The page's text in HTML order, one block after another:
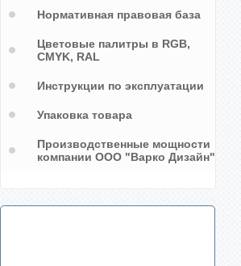
Нормативная правовая база
Цветовые палитры в RGB,
CMYK, RAL
Инструкции по эксплуатации
Упаковка товара
Производственные мощности
компании ООО "Варко Дизайн"